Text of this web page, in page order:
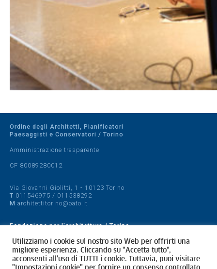
Ordine degli Architetti, Pianificatori
Paesaggisti e Conservatori / Torino
Amministrazione trasparente
CF 80089280012
Via Giovanni Giolitti, 1 - 10123 Torino
T 011546975 / 011538292
M architettitorino@oato.it
Fondazione per l'architettura / Torino
Designed by quattrolinee.it
Cookie Policy
Utilizziamo i cookie sul nostro sito Web per offrirti una
migliore esperienza. Cliccando su "Accetta tutto",
acconsenti all'uso di TUTTI i cookie. Tuttavia, puoi visitare